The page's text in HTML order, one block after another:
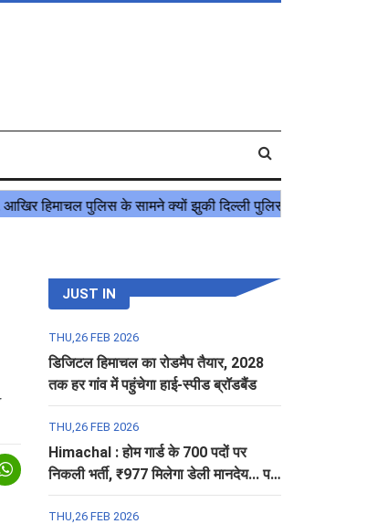
JUST IN
THU,26 FEB 2026
डिजिटल हिमाचल का रोडमैप तैयार, 2028
तक हर गांव में पहुंचेगा हाई-स्पीड ब्रॉडबैंड
THU,26 FEB 2026
Himachal : होम गार्ड के 700 पदों पर
निकली भर्ती, ₹977 मिलेगा डेली मानदेय... पढ़ें
पूरी डिटेल
THU,26 FEB 2026